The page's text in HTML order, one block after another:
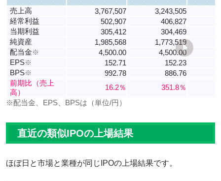
売上高 3,767,507
3,243,505
経常利益
502,907 406,827
当期利益
305,412
304,469
純資産
1,985,568 1,773,519
配当金※ 4,500.00
4,500.00
EPS※ 152.71 152.23
BPS※ 992.78 886.76
前期比（売上
高）
16.2％
351.8％
※配当金、EPS、BPSは（単位/円）
直近の類似IPOの上場結果
ほぼ日と市場と業種が同じIPOの上場結果です。